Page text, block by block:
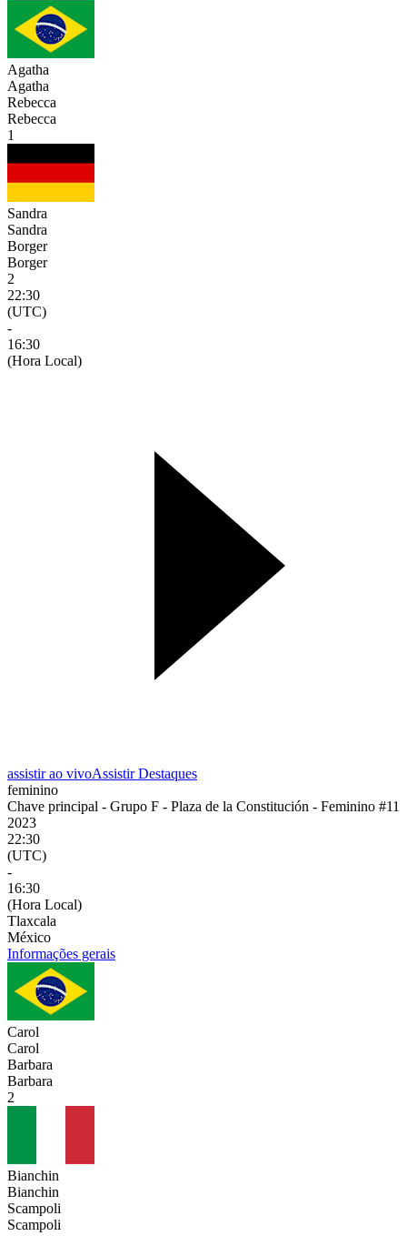
Agatha
Agatha
Rebecca
Rebecca
1
Sandra
Sandra
Borger
Borger
2
22:30
(UTC)
-
16:30
(Hora Local)
assistir ao vivoAssistir Destaques
feminino
Chave principal - Grupo F - Plaza de la Constitución - Feminino #11
2023
22:30
(UTC)
-
16:30
(Hora Local)
Tlaxcala
México
Informações gerais
Carol
Carol
Barbara
Barbara
2
Bianchin
Bianchin
Scampoli
Scampoli